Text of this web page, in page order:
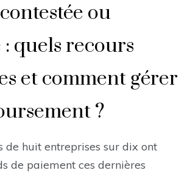
ou
quels recours
et comment gérer
?
de huit entreprises sur dix ont
de paiement ces dernières